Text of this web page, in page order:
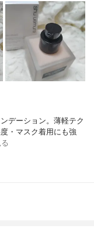
デーション。薄軽テク
・マスク着用にも強